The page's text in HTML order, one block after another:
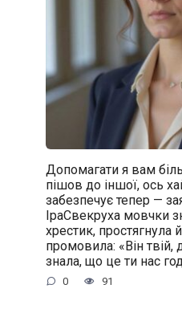
Допомагати я вам
пішов до іншої, ось
забезпечує тепер —
ІраСвекруха мовчки
хрестик, простягнула
промовила: «Він
знала, що це ти нас
0 91